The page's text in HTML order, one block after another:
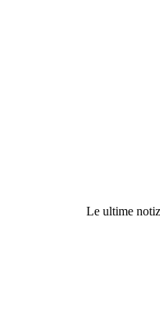
Le ultime